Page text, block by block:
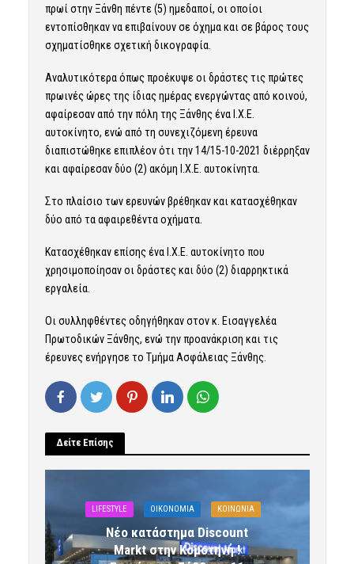
πρωί στην Ξάνθη πέντε (5) ημεδαποί, οι οποίοι
εντοπίσθηκαν να επιβαίνουν σε όχημα και σε βάρος τους
σχηματίσθηκε σχετική δικογραφία.
Αναλυτικότερα όπως προέκυψε οι δράστες τις πρώτες
πρωινές ώρες της ίδιας ημέρας ενεργώντας από κοινού,
αφαίρεσαν από την πόλη της Ξάνθης ένα Ι.Χ.Ε.
αυτοκίνητο, ενώ από τη συνεχιζόμενη έρευνα
διαπιστώθηκε επιπλέον ότι την 14/15-10-2021 διέρρηξαν
και αφαίρεσαν δύο (2) ακόμη Ι.Χ.Ε. αυτοκίνητα.
Στο πλαίσιο των ερευνών βρέθηκαν και κατασχέθηκαν
δύο από τα αφαιρεθέντα οχήματα.
Κατασχέθηκαν επίσης ένα Ι.Χ.Ε. αυτοκίνητο που
χρησιμοποίησαν οι δράστες και δύο (2) διαρρηκτικά
εργαλεία.
Οι συλληφθέντες οδηγήθηκαν στον κ. Εισαγγελέα
Πρωτοδικών Ξάνθης, ενώ την προανάκριση και τις
έρευνες ενήργησε το Τμήμα Ασφάλειας Ξάνθης.
Δείτε Επίσης
LIFESTYLE OIKONOMIA ΚΟΙΝΩΝΙΑ
Νέο κατάστημα Discount
Markt στην Κομοτηνή !